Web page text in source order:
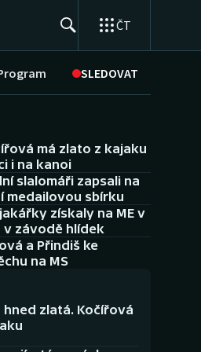
ČT
SLEDOVAT
má zlato z kajaku
i na kanoi
slalomáři zapsali na
medailovou sbírku
získaly na ME v
v závodě hlídek
a Přindiš ke
na MS
hned zlatá. Kočířová